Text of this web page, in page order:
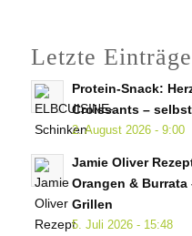
Letzte Einträge
Protein-Snack:
Croissants –
2. August 2026 - 9:00
Jamie Oliver
Orangen & Burrata
Grillen
5. Juli 2026 - 15:48